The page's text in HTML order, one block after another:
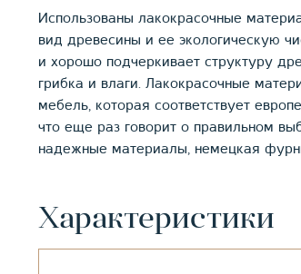
Использованы лакокрасочные
вид древесины и ее экологическую
и хорошо подчеркивает структуру
грибка и влаги. Лакокрасочные
мебель, которая соответствует
что еще раз говорит о правильном
надежные материалы, немецкая
Характеристики